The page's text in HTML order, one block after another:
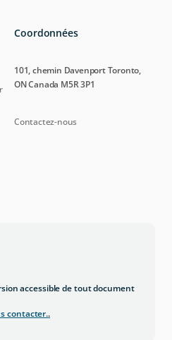
Coordonnées
101, chemin Davenport Toronto,
ON Canada M5R 3P1
Contactez-nous
accessible de tout document
contacter..